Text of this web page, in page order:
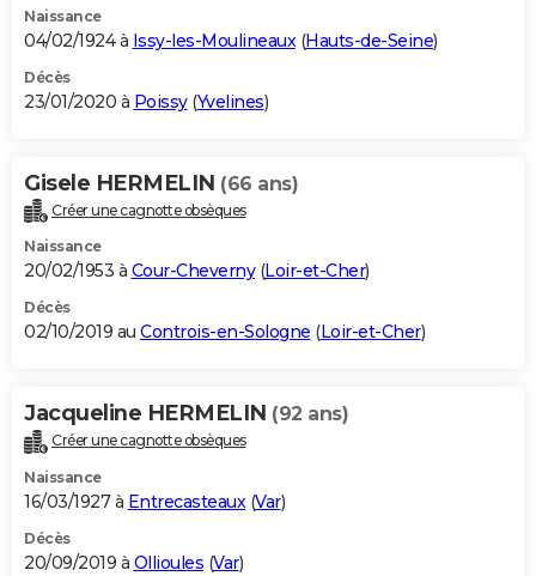
Naissance
04/02/1924 à Issy-les-Moulineaux (Hauts-de-Seine)
Décès
23/01/2020 à Poissy(Yvelines)
Gisele HERMELIN (66 ans)
Créer une cagnotte obsèques
Naissance
20/02/1953 à Cour-Cheverny(Loir-et-Cher)
Décès
02/10/2019 au Controis-en-Sologne (Loir-et-Cher)
Jacqueline HERMELIN (92 ans)
Créer une cagnotte obsèques
Naissance
16/03/1927 à Entrecasteaux(Var)
Décès
20/09/2019 à Ollioules (Var)